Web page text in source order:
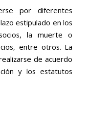
por diferentes
estipulado en los
la muerte o
entre otros. La
de acuerdo
y los estatutos